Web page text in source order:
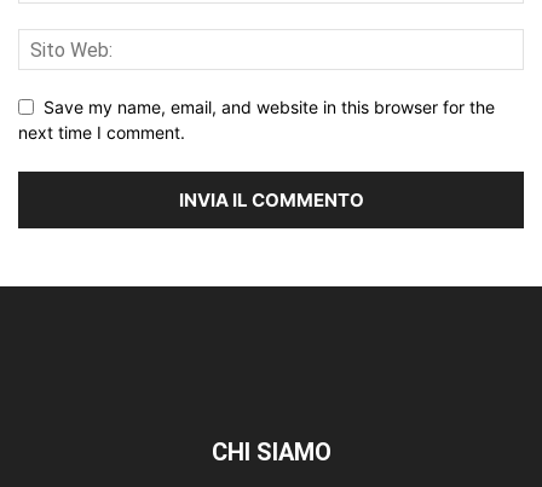
Save my name, email, and website in this browser for the
next time I comment.
CHI SIAMO